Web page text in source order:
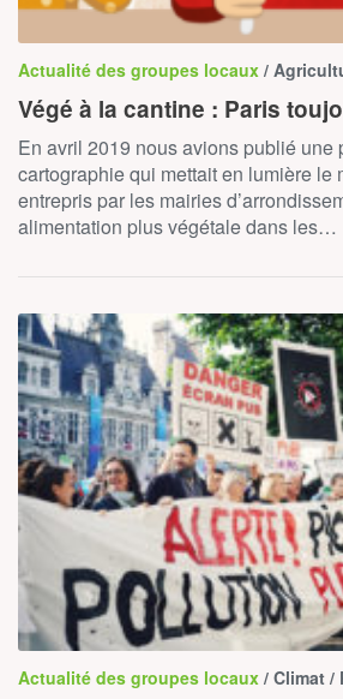
Actualité des groupes locaux /
Végé à la cantine : Paris
En avril 2019 nous avions publié une
cartographie qui mettait en lumière le
entrepris par les mairies
alimentation plus végétale dans les…
Actualité des groupes locaux / Climat /